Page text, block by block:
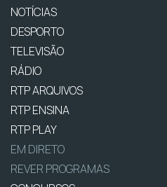
NOTÍCIAS
DESPORTO
TELEVISÃO
RÁDIO
RTP ARQUIVOS
RTP ENSINA
RTP PLAY
EM DIRETO
REVER PROGRAMAS